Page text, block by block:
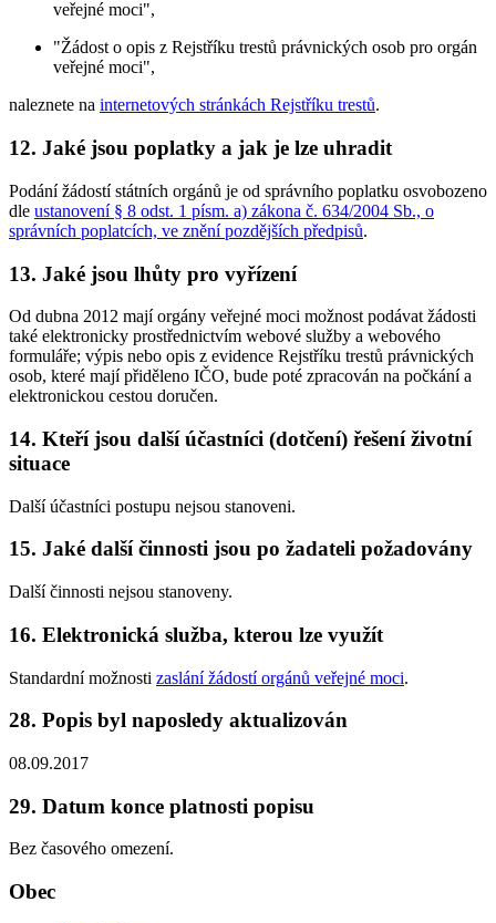
veřejné moci",
"Žádost o opis z Rejstříku trestů právnických osob pro orgán
veřejné moci",
naleznete na internetových stránkách Rejstříku trestů.
12. Jaké jsou poplatky a jak je lze uhradit
Podání žádostí státních orgánů je od správního poplatku osvobozeno
dle ustanovení § 8 odst. 1 písm. a) zákona č. 634/2004 Sb., o
správních poplatcích, ve znění pozdějších předpisů.
13. Jaké jsou lhůty pro vyřízení
Od dubna 2012 mají orgány veřejné moci možnost podávat žádosti
také elektronicky prostřednictvím webové služby a webového
formuláře; výpis nebo opis z evidence Rejstříku trestů právnických
osob, které mají přiděleno IČO, bude poté zpracován na počkání a
elektronickou cestou doručen.
14. Kteří jsou další účastníci (dotčení) řešení životní
situace
Další účastníci postupu nejsou stanoveni.
15. Jaké další činnosti jsou po žadateli požadovány
Další činnosti nejsou stanoveny.
16. Elektronická služba, kterou lze využít
Standardní možnosti zaslání žádostí orgánů veřejné moci.
28. Popis byl naposledy aktualizován
08.09.2017
29. Datum konce platnosti popisu
Bez časového omezení.
Obec